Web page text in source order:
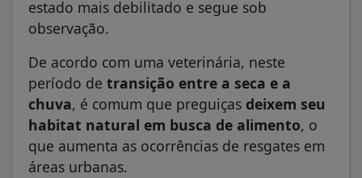
estado mais debilitado e segue sob
observação.
De acordo com uma veterinária, neste
período de transição entre a seca e a
chuva, é comum que preguiças deixem seu
habitat natural em busca de alimento, o
que aumenta as ocorrências de resgates em
áreas urbanas.